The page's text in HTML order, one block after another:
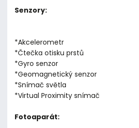
Senzory:
*Akcelerometr
*Čtečka otisku prstů
*Gyro senzor
*Geomagnetický senzor
*Snímač světla
*Virtual Proximity snímač
Fotoaparát: